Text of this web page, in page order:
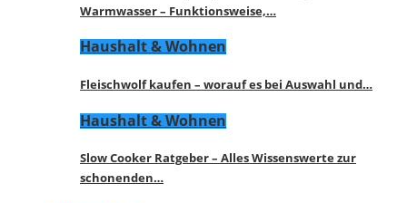
Warmwasser – Funktionsweise,…
Haushalt & Wohnen
Fleischwolf kaufen – worauf es bei Auswahl und…
Haushalt & Wohnen
Slow Cooker Ratgeber – Alles Wissenswerte zur
schonenden…